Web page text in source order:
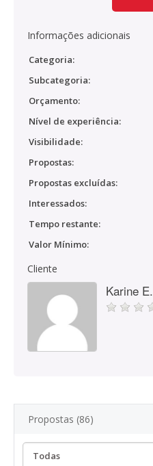
Informações adicionais
Categoria:
Subcategoria:
Orçamento:
Nível de experiência:
Visibilidade:
Propostas:
Propostas excluídas:
Interessados:
Tempo restante:
Valor Mínimo:
Cliente
Karine E.
Propostas (86)